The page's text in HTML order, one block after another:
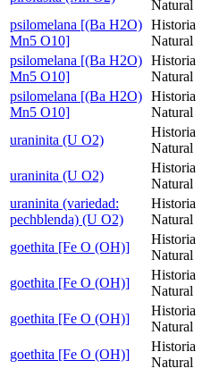
Natural
psilomelana [(Ba H2O)
Mn5 O10]
Historia
Natural
psilomelana [(Ba H2O)
Mn5 O10]
Historia
Natural
psilomelana [(Ba H2O)
Mn5 O10]
Historia
Natural
uraninita (U O2)
Historia
Natural
uraninita (U O2)
Historia
Natural
uraninita (variedad:
pechblenda) (U O2)
Historia
Natural
goethita [Fe O (OH)]
Historia
Natural
goethita [Fe O (OH)]
Historia
Natural
goethita [Fe O (OH)]
Historia
Natural
goethita [Fe O (OH)]
Historia
Natural